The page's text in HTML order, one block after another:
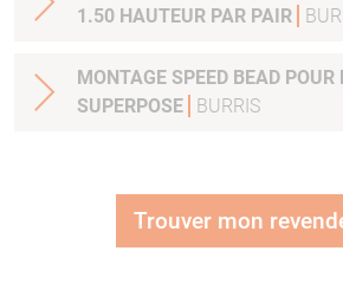
1.50 HAUTEUR PAR PAIR
MONTAGE SPEED BEAD POUR
SUPERPOSE
BURRIS
Trouver mon